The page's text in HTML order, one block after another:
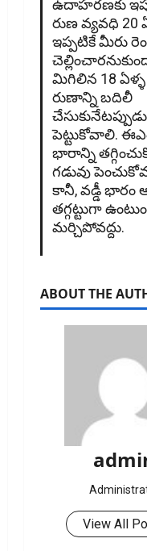
ఉదాహరణకు
రుణ వ్యవధి 20
ఇప్పటికే మీరు
మిగిలిన 18
రుణాన్ని బదిలీ
చేసుకునేటప్పుడు
పెట్టుకోవాలి.
భారాన్ని
గడువు
కానీ, వడ్డీ భారం
తగ్గట్టుగా
మర్చిపోవద్దు.
ABOUT THE
View All